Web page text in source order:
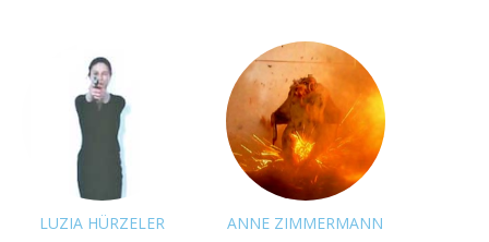
LUZIA HÜRZELER ANNE ZIMMERMANN